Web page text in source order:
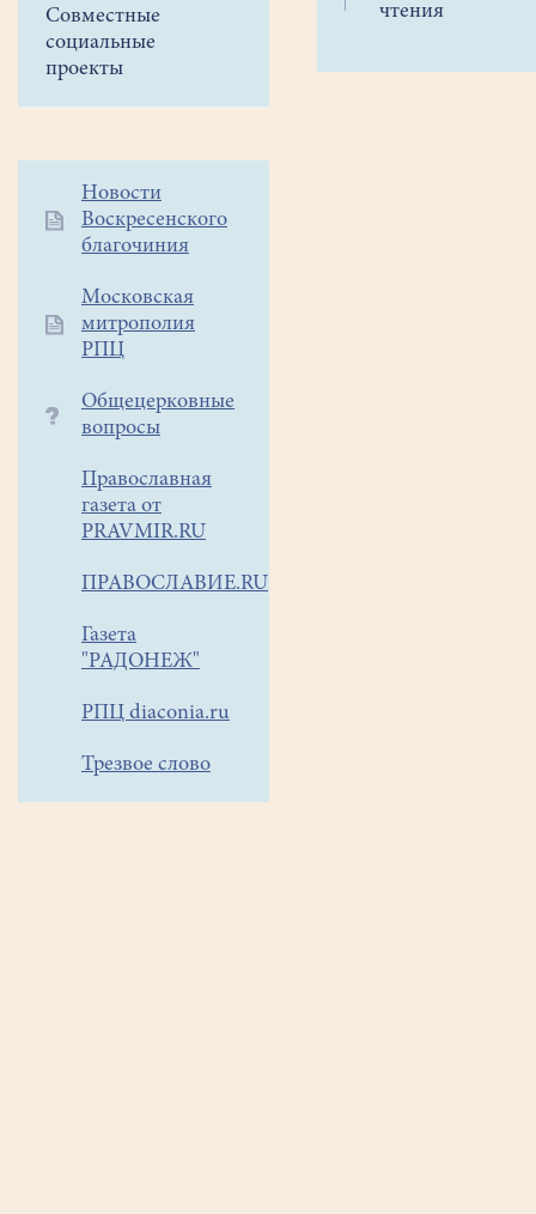
Совместные
социальные
проекты
Дополнительное
меню
Новости
Воскресенского
благочиния
Московская
митрополия
РПЦ
Общецерковные
вопросы
Православная
газета от
PRAVMIR.RU
ПРАВОСЛАВИЕ.RU
Газета
"РАДОНЕЖ"
РПЦ diaconia.ru
Трезвое слово
чтения